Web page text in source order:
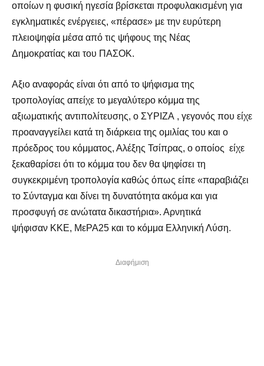
οποίων η φυσική ηγεσία βρίσκεται προφυλακισμένη για
εγκληματικές ενέργειες, «πέρασε» με την ευρύτερη
πλειοψηφία μέσα από τις ψήφους της Νέας
Δημοκρατίας και του ΠΑΣΟΚ.
Αξιο αναφοράς είναι ότι από το ψήφισμα της
τροπολογίας απείχε το μεγαλύτερο κόμμα της
αξιωματικής αντιπολίτευσης, ο ΣΥΡΙΖΑ , γεγονός που είχε
προαναγγείλει κατά τη διάρκεια της ομιλίας του και ο
πρόεδρος του κόμματος, Αλέξης Τσίπρας, ο οποίος είχε
ξεκαθαρίσει ότι το κόμμα του δεν θα ψηφίσει τη
συγκεκριμένη τροπολογία καθώς όπως είπε «παραβιάζει
το Σύνταγμα και δίνει τη δυνατότητα ακόμα και για
προσφυγή σε ανώτατα δικαστήρια». Αρνητικά
ψήφισαν ΚΚΕ, ΜεΡΑ25 και το κόμμα Ελληνική Λύση.
Διαφήμιση